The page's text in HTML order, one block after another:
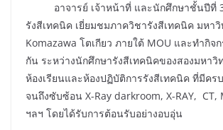
อาจารย์ เจ้าหน้าที่ และนักศึกษาชั้นปีที่
รังสีเทคนิค เยี่ยมชมภาควิชารังสีเทคนิค มหา
Komazawa โตเกียว ภายใต้ MOU และทำกิจ
กัน ระหว่างนักศึกษารังสีเทคนิคของสองมหาวิ
ห้องเรียนและห้องปฏิบัติการรังสีเทคนิค ที่มีคร
จนถึงซับซ้อน X-Ray darkroom, X-RAY, CT,
ฯลฯ โดยได้รับการต้อนรับอย่างอบอุ่น